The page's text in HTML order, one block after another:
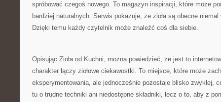
spróbować czegoś nowego. To magazyn inspiracji, które może
bardziej naturalnych. Serwis pokazuje, że zioła są obecne
Dzięki temu każdy czytelnik może znaleźć coś dla siebie.
Opisując Zioła od Kuchni, można powiedzieć, że jest to
charakter łączy ziołowe ciekawostki. To miejsce, które może
eksperymentowania, ale jednocześnie pozostaje blisko zwykłej,
tu o trudne techniki ani niedostępne składniki, lecz o to, aby z